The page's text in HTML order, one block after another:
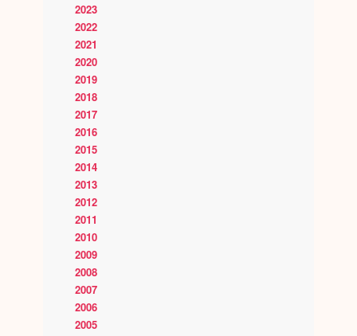
2023
2022
2021
2020
2019
2018
2017
2016
2015
2014
2013
2012
2011
2010
2009
2008
2007
2006
2005